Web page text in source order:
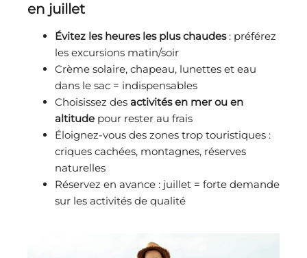
en juillet
Évitez les heures les plus chaudes: préférez
les excursions matin/soir
Crème solaire, chapeau, lunettes et eau
dans le sac = indispensables
Choisissez des activités en mer ou en
altitude pour rester au frais
Éloignez-vous des zones trop touristiques :
criques cachées, montagnes, réserves
naturelles
Réservez en avance : juillet = forte demande
sur les activités de qualité